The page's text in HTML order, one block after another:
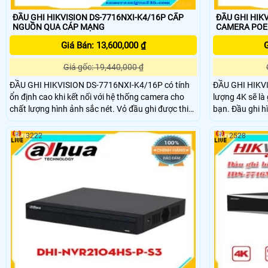
ĐẦU GHI HIKVISION DS-7716NXI-K4/16P CẤP
NGUỒN QUA CÁP MẠNG
Giá Bán: 13,600,000 ₫
Giá gốc: 19,440,000 ₫
ĐẦU GHI HIKVISION DS-7716NXI-K4/16P có tính
ổn định cao khi kết nối với hệ thống camera cho
chất lượng hình ảnh sắc nét. Vỏ đầu ghi được thiết
kế bằng kim loại gia tăng sự chắc chắn cho đầu
ghi, đầu ghi thích hợp lắp đặt cho văn phòng, nhà
riêng, khu chung cư, biệt thự,… Đầu ghi được trang
bị 4 giao diện SATA , nhờ đó có thể đặt 4 ổ cứng với
ĐẦU GHI
CAMERA POE
ĐẦU GHI
lượng 4K sẽ
bạn. Đầu ghi hình Hikvision sở hữu các tính năng
tuyệt vời giúp
tương thích
là công cụ
sát tốt nhất
3222 2528